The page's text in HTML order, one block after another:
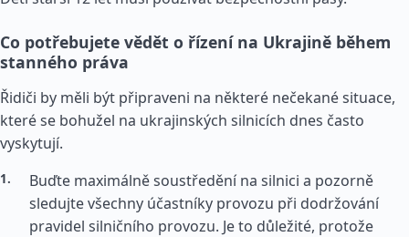
Co potřebujete vědět o řízení na Ukrajině během
stanného práva
Řidiči by měli být připraveni na některé nečekané situace,
které se bohužel na ukrajinských silnicích dnes často
vyskytují.
Buďte maximálně soustředění na silnici a pozorně
sledujte všechny účastníky provozu při dodržování
pravidel silničního provozu. Je to důležité, protože